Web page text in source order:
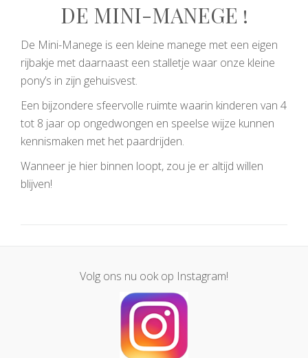
DE MINI-MANEGE !
De Mini-Manege is een kleine manege met een eigen
rijbakje met daarnaast een stalletje waar onze kleine
pony’s in zijn gehuisvest.
Een bijzondere sfeervolle ruimte waarin kinderen van 4
tot 8 jaar op ongedwongen en speelse wijze kunnen
kennismaken met het paardrijden.
Wanneer je hier binnen loopt, zou je er altijd willen
blijven!
Volg ons nu ook op Instagram!